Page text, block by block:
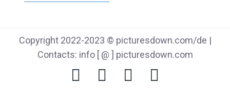
Copyright 2022-2023 © picturesdown.com/de |
Contacts: info [ @ ] picturesdown.com